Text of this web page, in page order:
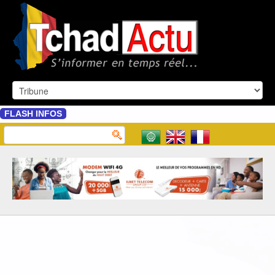
FLASH INFOS